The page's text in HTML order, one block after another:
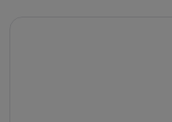
Mer information om